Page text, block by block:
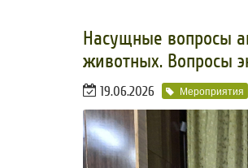
​Насущные вопросы
животных. Вопросы
19.06.2026 Мероприятия